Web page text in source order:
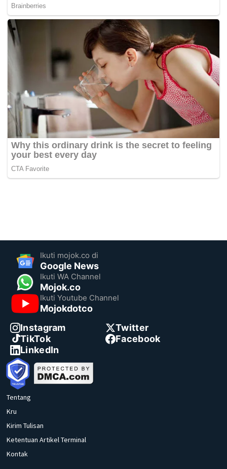
Ikuti mojok.co di
Google News
Ikuti WA Channel
Mojok.co
Ikuti Youtube Channel
Mojokdotco
Instagram
Twitter
TikTok
Facebook
LinkedIn
Tentang
Kru
Kirim Tulisan
Ketentuan Artikel Terminal
Kontak